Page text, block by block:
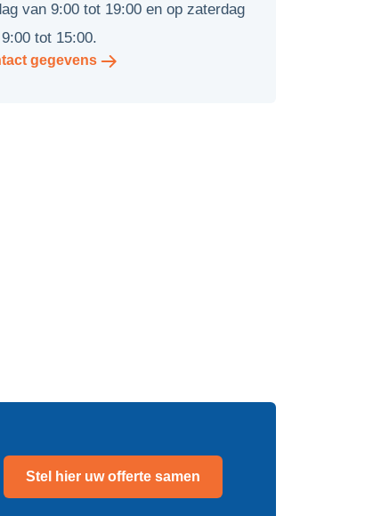
van 9:00 tot 19:00 en op zaterdag
tot 15:00.
gegevens
Stel hier uw offerte samen